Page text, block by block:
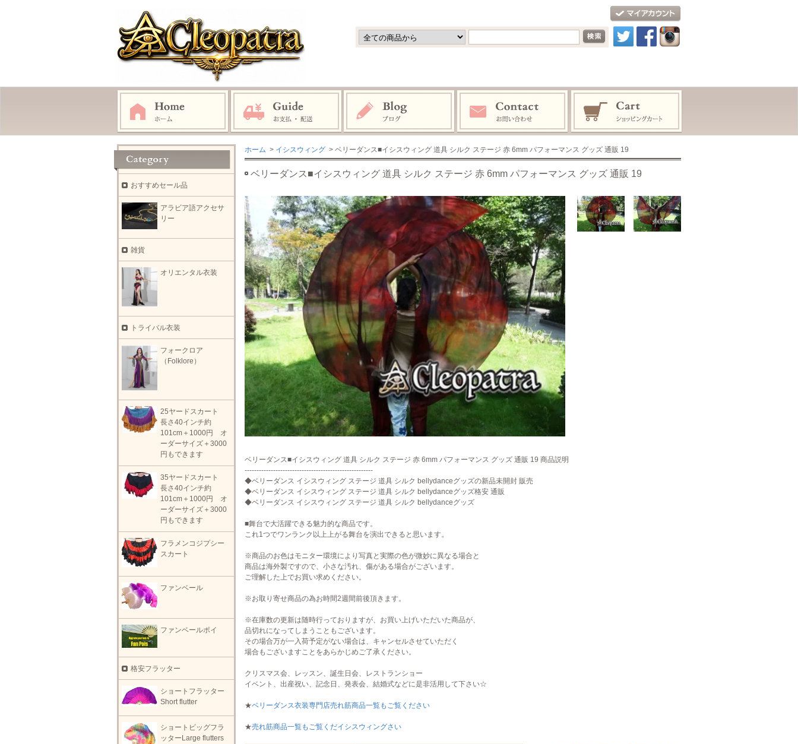
ホーム > イシスウィング > ベリーダンス■イシスウィング 道具 シルク ステージ 赤 6mm パフォーマンス グッズ 通販 19
ベリーダンス■イシスウィング 道具 シルク ステージ 赤 6mm パフォーマンス グッズ 通販 19
ベリーダンス■イシスウィング 道具 シルク ステージ 赤 6mm パフォーマンス グッズ 通販 19 商品説明
------------------------------------------------------
◆ベリーダンス イシスウィング ステージ 道具 シルク bellydanceグッズの新品未開封 販売
◆ベリーダンス イシスウィング ステージ 道具 シルク bellydanceグッズ格安 通販
◆ベリーダンス イシスウィング ステージ 道具 シルク bellydanceグッズ
■舞台で大活躍できる魅力的な商品です。
これ1つでワンランク以上上がる舞台を演出できると思います。
※商品のお色はモニター環境により写真と実際の色が微妙に異なる場合と
商品は海外製ですので、小さな汚れ、傷がある場合がございます。
ご理解した上でお買い求めください。
※お取り寄せ商品の為お時間2週間前後頂きます。
※在庫数の更新は随時行っておりますが、お買い上げいただいた商品が、
品切れになってしまうこともございます。
その場合万が一入荷予定がない場合は、キャンセルさせていただく
場合もございますことをあらかじめご了承ください。
クリスマス会、レッスン、誕生日会、レストランショー
イベント、出産祝い、記念日、発表会、結婚式などに是非活用して下さい☆
★ベリーダンス衣装専門店売れ筋商品一覧もご覧ください
★売れ筋商品一覧もご覧くだイシスウィングさい
おすすめセール品
アラビア語アクセサ
リー
雑貨
オリエンタル衣装
トライバル衣装
フォークロア
（Folklore）
25ヤードスカート
長さ40インチ約
101cm＋1000円 オ
ーダーサイズ＋3000
円もできます
35ヤードスカート
長さ40インチ約
101cm＋1000円 オ
ーダーサイズ＋3000
円もできます
フラメンコジプシー
スカート
ファンベール
ファンベールポイ
格安フラッター
ショートフラッター
Short flutter
ショートビッグフラ
ッターLarge flutters